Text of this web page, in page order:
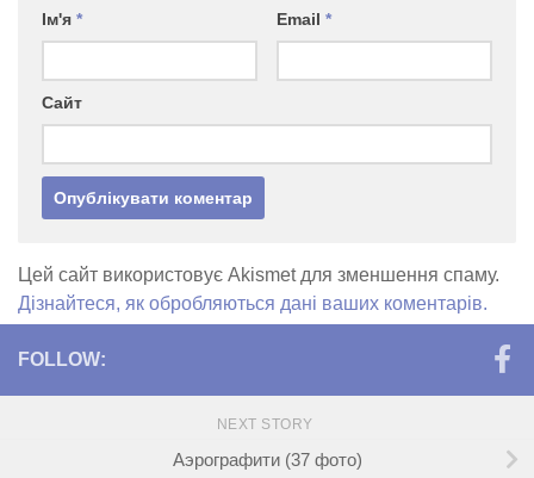
Ім'я * Email *
Сайт
Цей сайт використовує Akismet для зменшення спаму.
Дізнайтеся, як обробляються дані ваших коментарів.
FOLLOW:
NEXT STORY
Аэрографити (37 фото)